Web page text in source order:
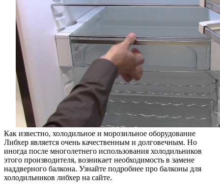
Как известно, холодильное и морозильное оборудование
Либхер является очень качественным и долговечным. Но
иногда после многолетнего использования холодильников
этого производителя, возникает необходимость в замене
наддверного балкона. Узнайте подробнее про балконы для
холодильников либхер на сайте.